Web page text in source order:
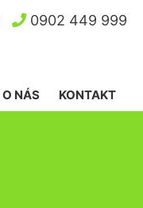
0902 449 999
KONTAKT
O NÁS